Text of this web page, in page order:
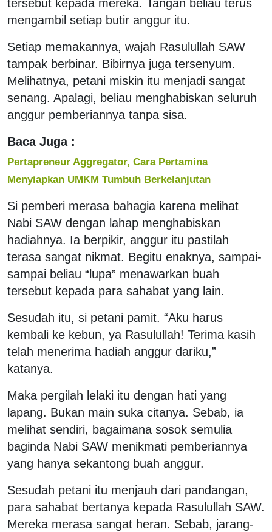
tersebut kepada mereka. Tangan beliau terus
mengambil setiap butir anggur itu.
Setiap memakannya, wajah Rasulullah SAW
tampak berbinar. Bibirnya juga tersenyum.
Melihatnya, petani miskin itu menjadi sangat
senang. Apalagi, beliau menghabiskan seluruh
anggur pemberiannya tanpa sisa.
Baca Juga :
Pertapreneur Aggregator, Cara Pertamina
Menyiapkan UMKM Tumbuh Berkelanjutan
Si pemberi merasa bahagia karena melihat
Nabi SAW dengan lahap menghabiskan
hadiahnya. Ia berpikir, anggur itu pastilah
terasa sangat nikmat. Begitu enaknya, sampai-
sampai beliau “lupa” menawarkan buah
tersebut kepada para sahabat yang lain.
Sesudah itu, si petani pamit. “Aku harus
kembali ke kebun, ya Rasulullah! Terima kasih
telah menerima hadiah anggur dariku,”
katanya.
Maka pergilah lelaki itu dengan hati yang
lapang. Bukan main suka citanya. Sebab, ia
melihat sendiri, bagaimana sosok semulia
baginda Nabi SAW menikmati pemberiannya
yang hanya sekantong buah anggur.
Sesudah petani itu menjauh dari pandangan,
para sahabat bertanya kepada Rasulullah SAW.
Mereka merasa sangat heran. Sebab, jarang-